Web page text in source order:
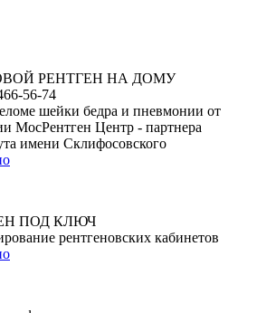
РЕНТГЕН НА ДОМУ
56-74
шейки бедра и пневмонии от
МосРентген Центр - партнера
имени Склифосовского
ПОД КЛЮЧ
рентгеновских кабинетов